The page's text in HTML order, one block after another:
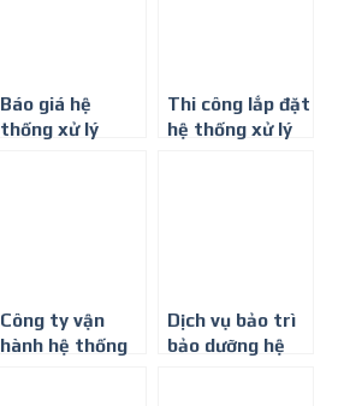
Báo giá hệ
thống xử lý
Thi công lắp đặt
hệ thống xử lý
Công ty vận
hành hệ thống
Dịch vụ bảo trì
bảo dưỡng hệ